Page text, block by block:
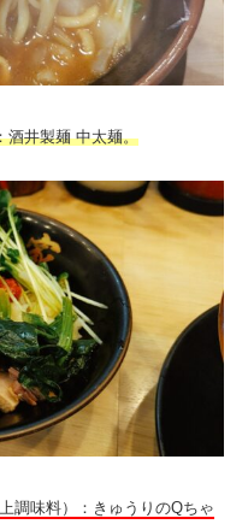
酒井製麺 中太麺。
調味料）：きゅうりのQちゃ